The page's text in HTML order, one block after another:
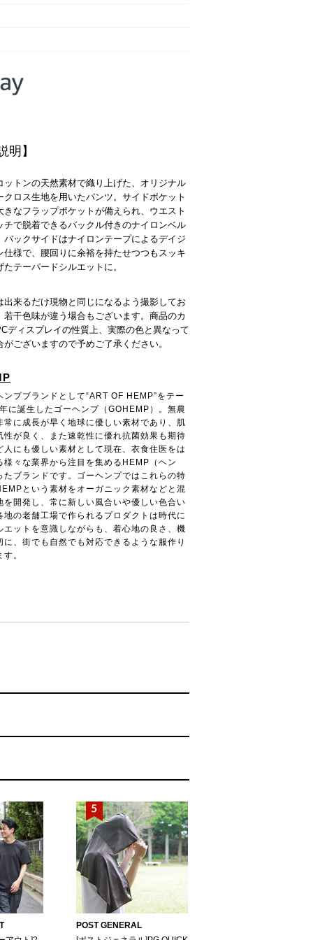
明】
ットンの天然素材で織り上げた、オリジナル
クロス生地を用いたパンツ。サイドポケット
きなフラップポケットが備えられ、ウエスト
チで脱着できるバックル付きのナイロンベル
バックサイドはナイロンテープによるデイジ
仕様で、腰回りに余裕を持たせつつもスッキ
たテーパードシルエットに。
出来るだけ現物と同じになるよう撮影してお
若干色味が違う場合もございます。商品のカ
ディスプレイの性質上、実際の色と異なって
がございますので予めご了承ください。
ンプブランドとして“ART OF HEMP”をテー
に誕生したゴーヘンプ（GOHEMP）。無農
常に成長が早く地球に優しい素材であり、肌
性が良く、また速乾性に優れ抗菌効果も期待
人にも優しい素材として現在、衣食住医をは
様々な業界から注目を集めるHEMP（ヘン
たブランドです。ゴーヘンプではこれらの特
という素材をオーガニック素材などと混
を開発し、常に新しい風合いや優しい色合い
地の老舗工場で作られるプロダクトは時代に
エットを意識しながらも、着心地の良さ、機
に、街でも自然でも対応できるような服作り
。
POST GENERAL